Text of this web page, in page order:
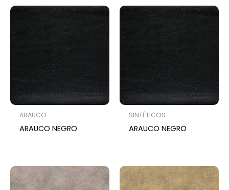
ARAUCO
ARAUCO NEGRO
SINTÉTICOS
ARAUCO NEGRO